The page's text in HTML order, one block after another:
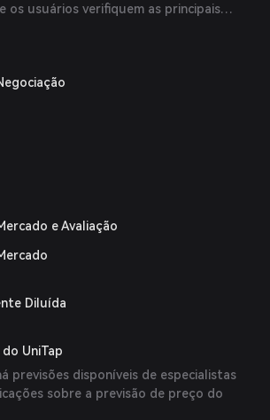
os usuários verifiquem as principais
para obter as informações mais
e Avaliação
Diluída
UniTap
previsões disponíveis de especialistas
sobre a previsão de preço do